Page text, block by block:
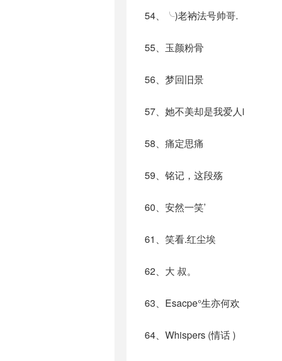
54、╰)老衲法号帅哥.
55、玉颜粉骨
56、梦回旧景
57、她不美却是我爱人i
58、痛定思痛
59、铭记，这段殇
60、安然一笑’
61、笑看.红尘埃
62、大 叔。
63、Esacpe°生亦何欢
64、Whispers (情话 )